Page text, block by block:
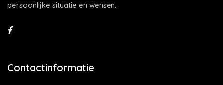
persoonlijke situatie en wensen.
Contactinformatie